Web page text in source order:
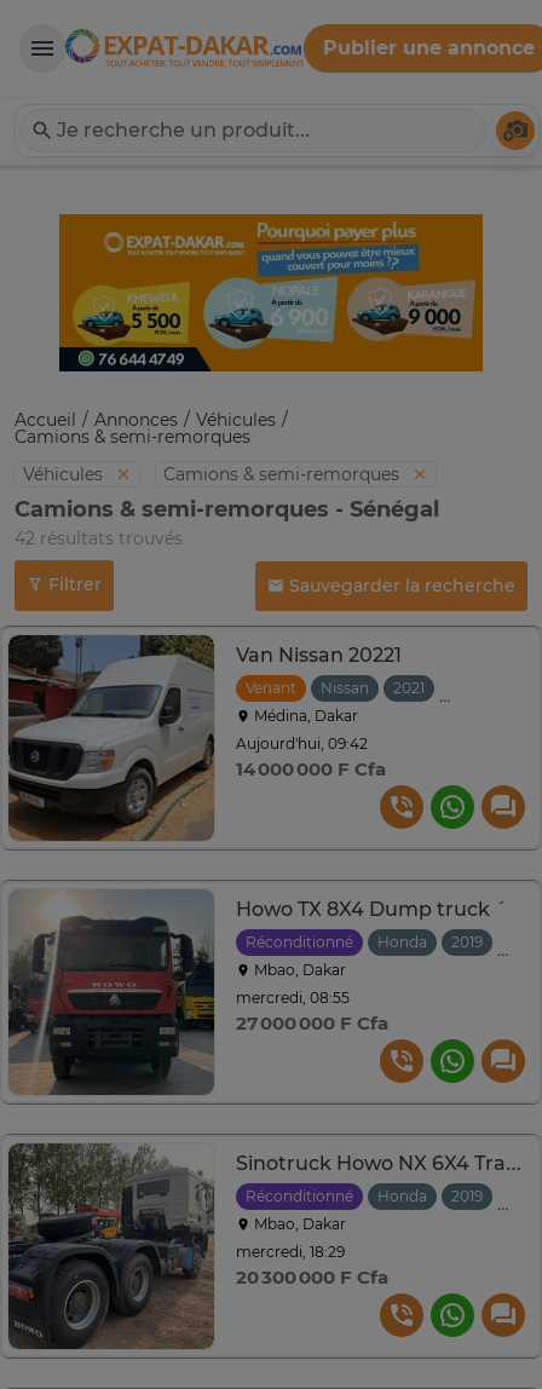
Expat-Dakar
Publier une annonce
Accueil Annonces Véhicules
Camions & semi-remorques
Véhicules
Camions & semi-remorques
Camions & semi-remorques - Sénégal
42 résultats trouvés
Filtrer Sauvegarder la recherche
Van Nissan 20221
Venant Nissan 2021
Médina, Dakar
Aujourd'hui, 09:42
14 000 000 F Cfa
Howo TX 8X4 Dump truck ´
Réconditionné Honda 2019
Mbao, Dakar
mercredi, 08:55
27 000 000 F Cfa
Sinotruck Howo NX 6X4 Tractor truck ´
Réconditionné Honda 2019
Mbao, Dakar
mercredi, 18:29
20 300 000 F Cfa